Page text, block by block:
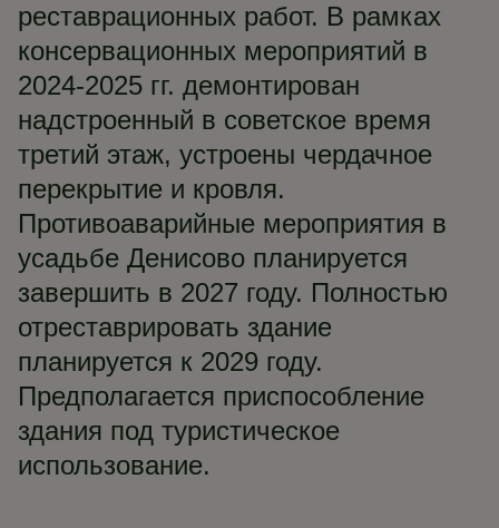
реставрационных работ. В рамках
консервационных мероприятий в
2024-2025 гг. демонтирован
надстроенный в советское время
третий этаж, устроены чердачное
перекрытие и кровля.
Противоаварийные мероприятия в
усадьбе Денисово планируется
завершить в 2027 году. Полностью
отреставрировать здание
планируется к 2029 году.
Предполагается приспособление
здания под туристическое
использование.